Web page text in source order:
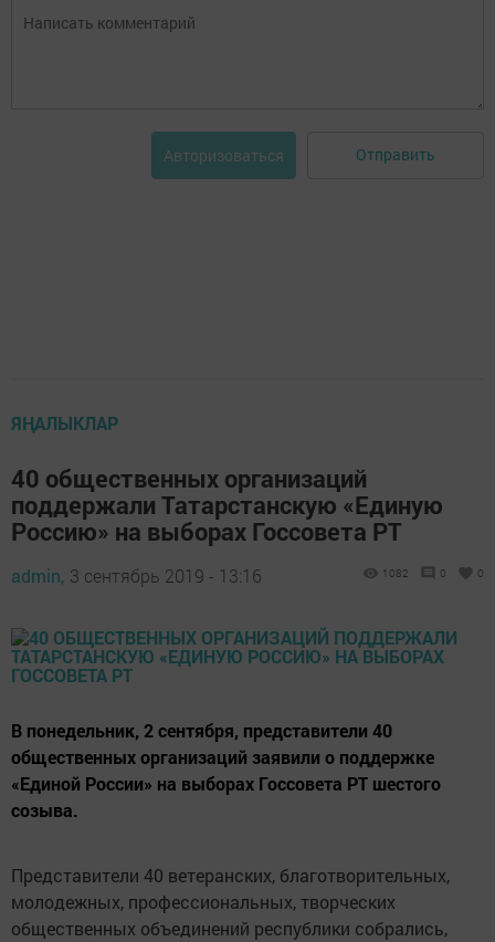
Авторизоваться Отправить
ЯҢАЛЫКЛАР
40 общественных организаций
поддержали Татарстанскую «Единую
Россию» на выборах Госсовета РТ
admin, 3 сентябрь 2019 - 13:16 1082 0 0
В понедельник, 2 сентября, представители 40
общественных организаций заявили о поддержке
«Единой России» на выборах Госсовета РТ шестого
созыва.
Представители 40 ветеранских, благотворительных,
молодежных, профессиональных, творческих
общественных объединений республики собрались,